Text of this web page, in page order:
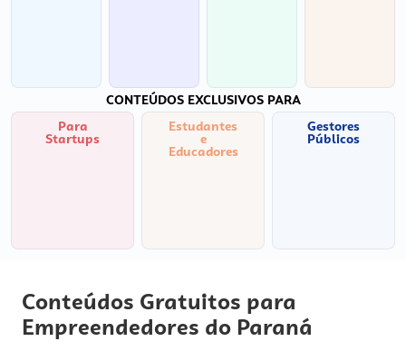
CONTEÚDOS EXCLUSIVOS PARA
Para
Startups
Estudantes
e
Educadores
Gestores
Públicos
Conteúdos Gratuitos para
Empreendedores do Paraná